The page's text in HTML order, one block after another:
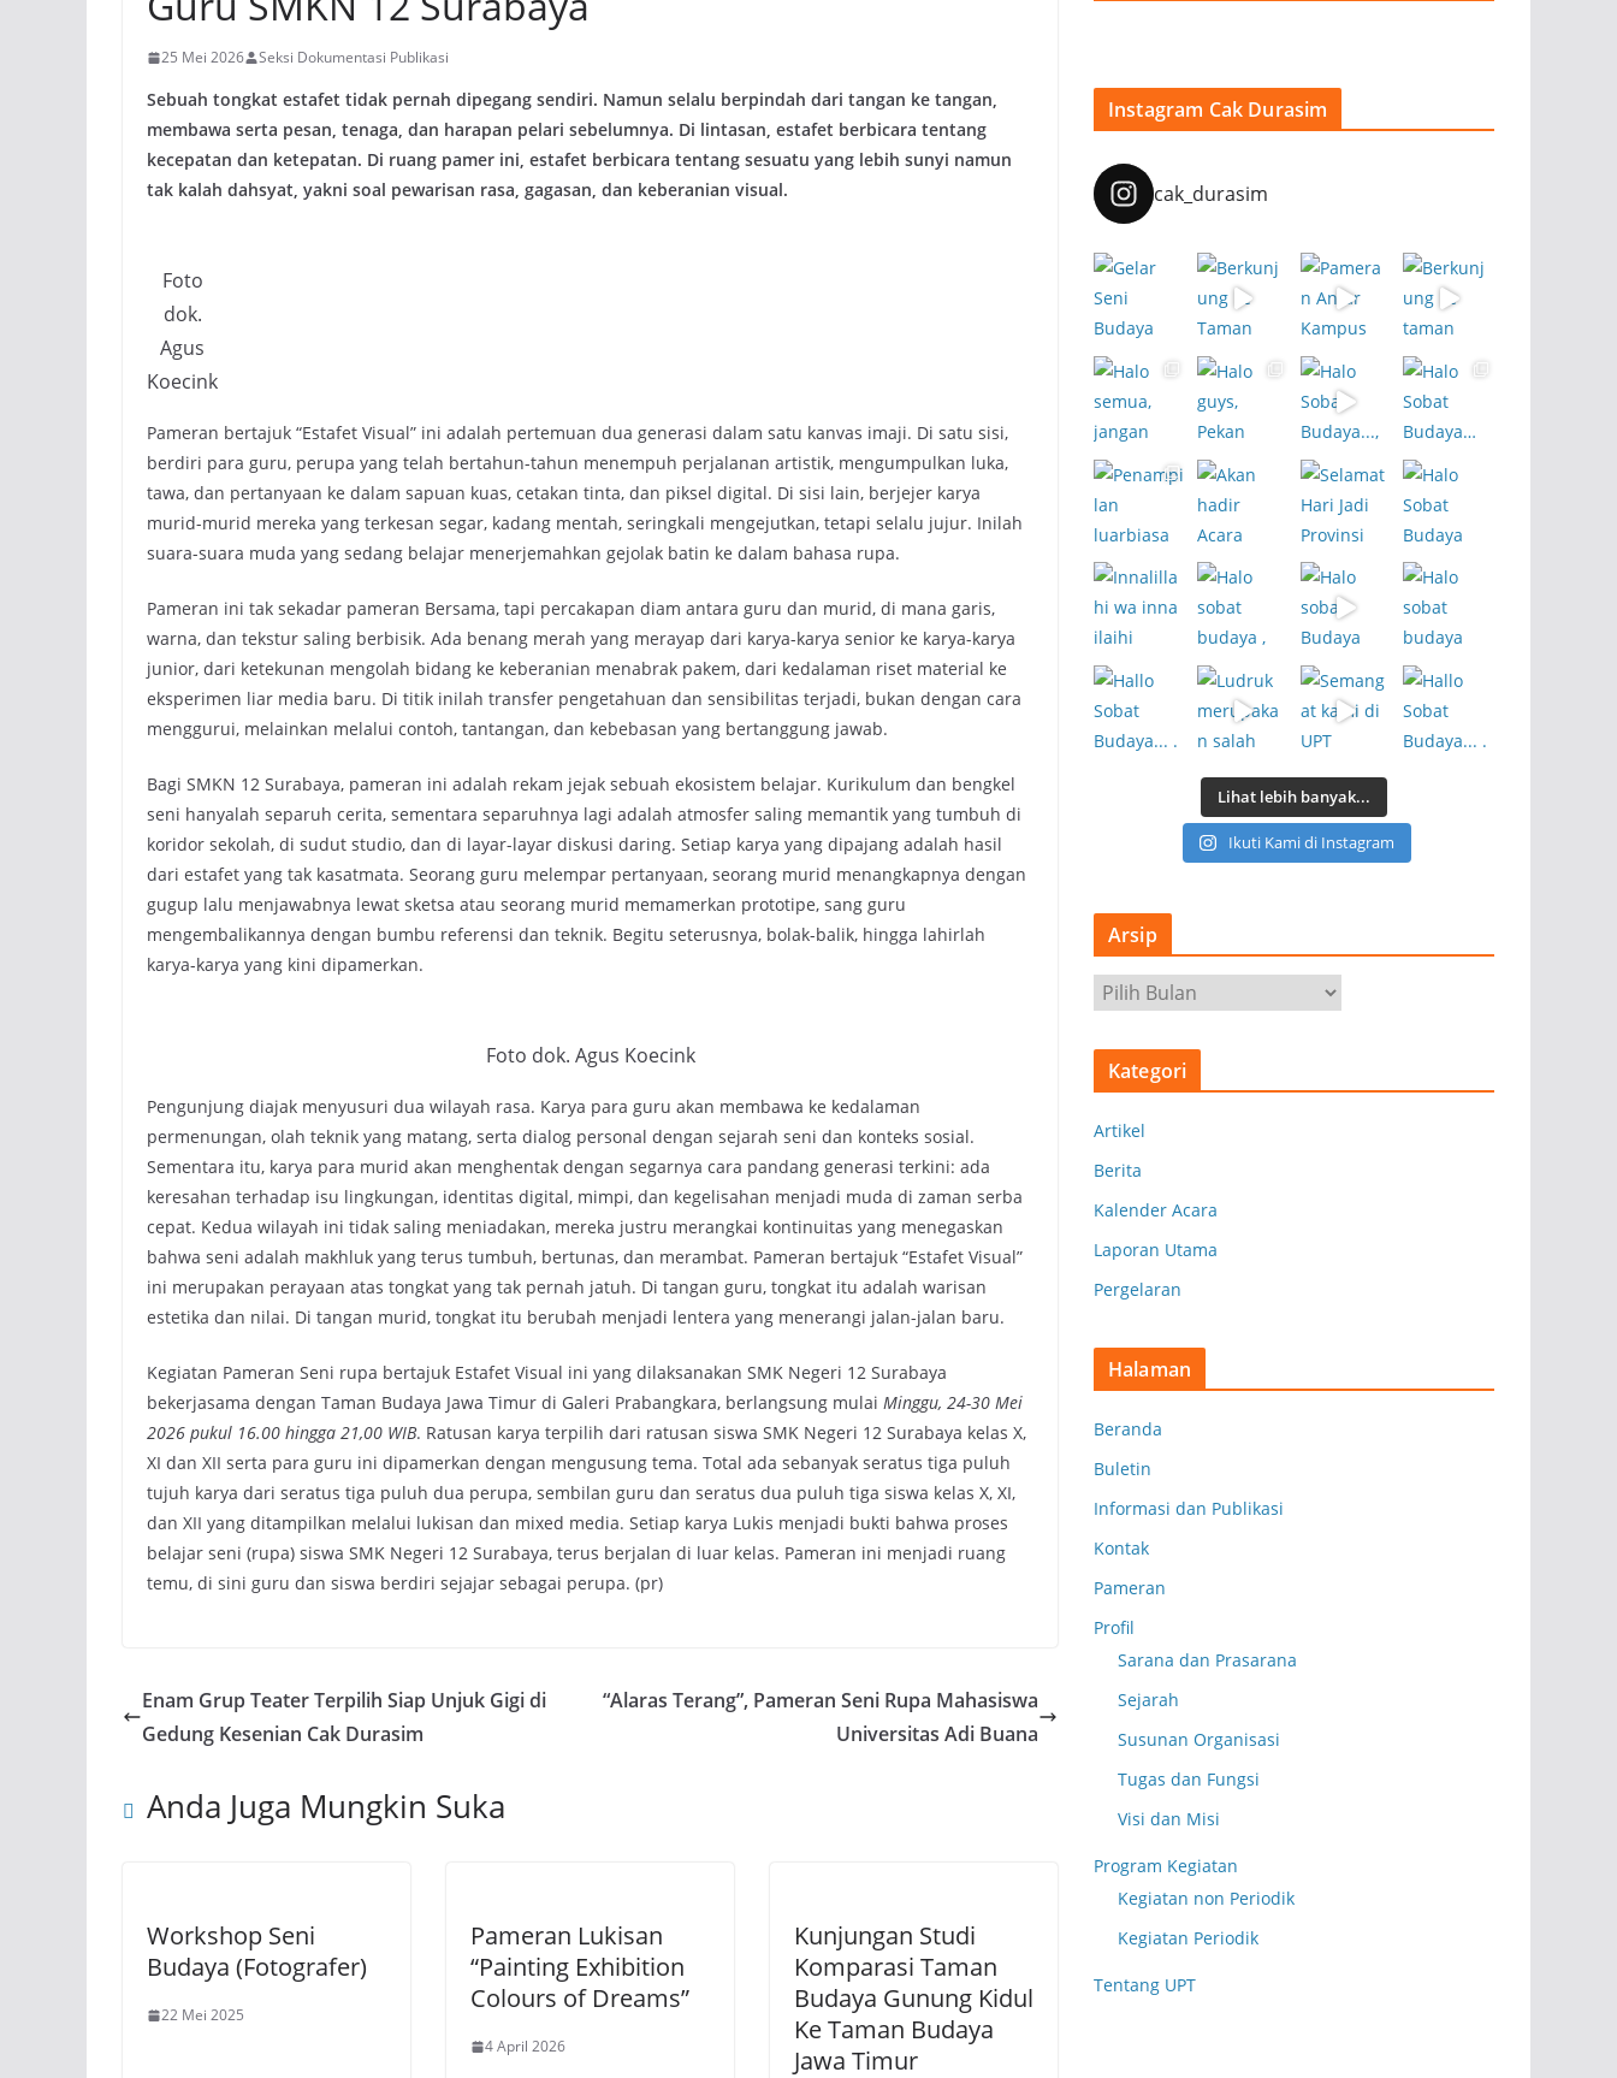
25 Mei 2026 Seksi Dokumentasi Publikasi
Sebuah tongkat estafet tidak pernah dipegang sendiri. Namun selalu berpindah dari tangan ke tangan,
membawa serta pesan, tenaga, dan harapan pelari sebelumnya. Di lintasan, estafet berbicara tentang
kecepatan dan ketepatan. Di ruang pamer ini, estafet berbicara tentang sesuatu yang lebih sunyi namun
tak kalah dahsyat, yakni soal pewarisan rasa, gagasan, dan keberanian visual.
Foto
dok.
Agus
Koecink
Pameran bertajuk “Estafet Visual” ini adalah pertemuan dua generasi dalam satu kanvas imaji. Di satu sisi,
berdiri para guru, perupa yang telah bertahun-tahun menempuh perjalanan artistik, mengumpulkan luka,
tawa, dan pertanyaan ke dalam sapuan kuas, cetakan tinta, dan piksel digital. Di sisi lain, berjejer karya
murid-murid mereka yang terkesan segar, kadang mentah, seringkali mengejutkan, tetapi selalu jujur. Inilah
suara-suara muda yang sedang belajar menerjemahkan gejolak batin ke dalam bahasa rupa.
Pameran ini tak sekadar pameran Bersama, tapi percakapan diam antara guru dan murid, di mana garis,
warna, dan tekstur saling berbisik. Ada benang merah yang merayap dari karya-karya senior ke karya-karya
junior, dari ketekunan mengolah bidang ke keberanian menabrak pakem, dari kedalaman riset material ke
eksperimen liar media baru. Di titik inilah transfer pengetahuan dan sensibilitas terjadi, bukan dengan cara
menggurui, melainkan melalui contoh, tantangan, dan kebebasan yang bertanggung jawab.
Bagi SMKN 12 Surabaya, pameran ini adalah rekam jejak sebuah ekosistem belajar. Kurikulum dan bengkel
seni hanyalah separuh cerita, sementara separuhnya lagi adalah atmosfer saling memantik yang tumbuh di
koridor sekolah, di sudut studio, dan di layar-layar diskusi daring. Setiap karya yang dipajang adalah hasil
dari estafet yang tak kasatmata. Seorang guru melempar pertanyaan, seorang murid menangkapnya dengan
gugup lalu menjawabnya lewat sketsa atau seorang murid memamerkan prototipe, sang guru
mengembalikannya dengan bumbu referensi dan teknik. Begitu seterusnya, bolak-balik, hingga lahirlah
karya-karya yang kini dipamerkan.
Foto dok. Agus Koecink
Pengunjung diajak menyusuri dua wilayah rasa. Karya para guru akan membawa ke kedalaman
permenungan, olah teknik yang matang, serta dialog personal dengan sejarah seni dan konteks sosial.
Sementara itu, karya para murid akan menghentak dengan segarnya cara pandang generasi terkini: ada
keresahan terhadap isu lingkungan, identitas digital, mimpi, dan kegelisahan menjadi muda di zaman serba
cepat. Kedua wilayah ini tidak saling meniadakan, mereka justru merangkai kontinuitas yang menegaskan
bahwa seni adalah makhluk yang terus tumbuh, bertunas, dan merambat. Pameran bertajuk “Estafet Visual”
ini merupakan perayaan atas tongkat yang tak pernah jatuh. Di tangan guru, tongkat itu adalah warisan
estetika dan nilai. Di tangan murid, tongkat itu berubah menjadi lentera yang menerangi jalan-jalan baru.
Kegiatan Pameran Seni rupa bertajuk Estafet Visual ini yang dilaksanakan SMK Negeri 12 Surabaya
bekerjasama dengan Taman Budaya Jawa Timur di Galeri Prabangkara, berlangsung mulai Minggu, 24-30 Mei
2026 pukul 16.00 hingga 21,00 WIB. Ratusan karya terpilih dari ratusan siswa SMK Negeri 12 Surabaya kelas X,
XI dan XII serta para guru ini dipamerkan dengan mengusung tema. Total ada sebanyak seratus tiga puluh
tujuh karya dari seratus tiga puluh dua perupa, sembilan guru dan seratus dua puluh tiga siswa kelas X, XI,
dan XII yang ditampilkan melalui lukisan dan mixed media. Setiap karya Lukis menjadi bukti bahwa proses
belajar seni (rupa) siswa SMK Negeri 12 Surabaya, terus berjalan di luar kelas. Pameran ini menjadi ruang
temu, di sini guru dan siswa berdiri sejajar sebagai perupa. (pr)
Enam Grup Teater Terpilih Siap Unjuk Gigi di
Gedung Kesenian Cak Durasim
“Alaras Terang”, Pameran Seni Rupa Mahasiswa
Universitas Adi Buana
Anda Juga Mungkin Suka
Workshop Seni
Budaya (Fotografer)
22 Mei 2025
Pameran Lukisan
“Painting Exhibition
Colours of Dreams”
4 April 2026
Kunjungan Studi
Komparasi Taman
Budaya Gunung Kidul
Ke Taman Budaya
Jawa Timur
Instagram Cak Durasim
cak_durasim
Lihat lebih banyak...
Ikuti Kami di Instagram
Arsip
r
s
Kategori
Artikel
Berita
Kalender Acara
Laporan Utama
Pergelaran
Halaman
Beranda
Buletin
Informasi dan Publikasi
Kontak
Pameran
Profil
Sarana dan Prasarana
Sejarah
Susunan Organisasi
Tugas dan Fungsi
Visi dan Misi
Program Kegiatan
Kegiatan non Periodik
Kegiatan Periodik
Tentang UPT